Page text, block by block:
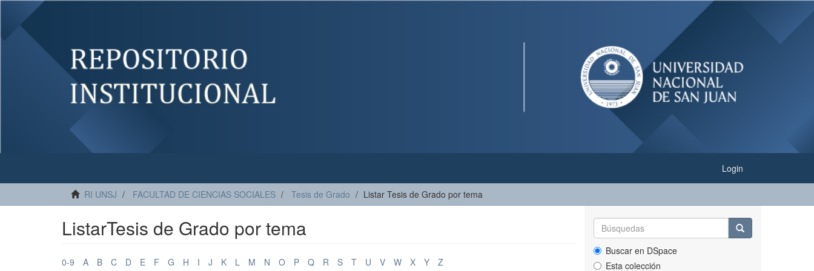
Login
RI UNSJ FACULTAD DE CIENCIAS SOCIALES Tesis de Grado Listar Tesis de Grado por tema
ListarTesis de Grado por tema
0-9 A B C D E F G H I J K L M N O P Q R S T U V W X Y Z
Buscar en DSpace
Esta colección